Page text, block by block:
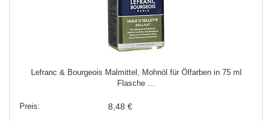
Lefranc & Bourgeois Malmittel, Mohnöl für Ölfarben in 75 ml
Flasche ...
8,48 €